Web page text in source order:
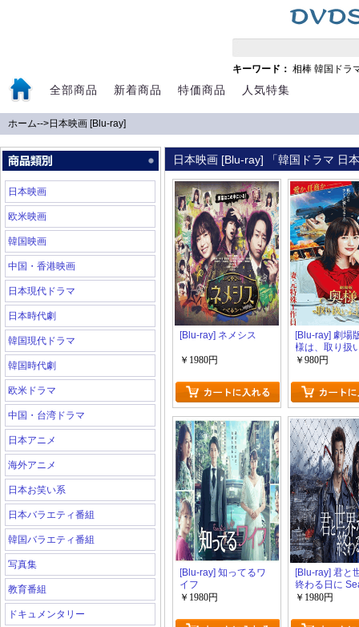
キーワード： 相棒 韓国ドラ
全部商品 新着商品 特価商品 人気特集
ホーム-->日本映画 [Blu-ray]
日本映画
欧米映画
韓国映画
中国・香港映画
日本現代ドラマ
日本時代劇
韓国現代ドラマ
韓国時代劇
欧米ドラマ
中国・台湾ドラマ
日本アニメ
海外アニメ
日本お笑い系
日本バラエティ番組
韓国バラエティ番組
写真集
教育番組
ドキュメンタリー
日本映画 [Blu-ray] 「韓国ドラマ 日
[Blu-ray] ネメシス
￥1980円
[Blu-ray] 劇場
様は、取り扱
意」
￥980円
[Blu-ray] 知ってるワ
イフ
￥1980円
[Blu-ray] 君と
終わる日に
￥1980円